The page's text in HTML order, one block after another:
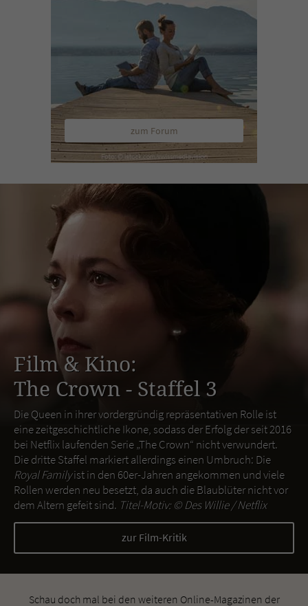
zum Forum
Film & Kino:
The Crown - Staffel 3
Die Queen in ihrer vordergründig repräsentativen Rolle ist
eine zeitgeschichtliche Ikone, sodass der Erfolg der seit 2016
bei Netflix laufenden Serie „The Crown“ nicht verwundert.
Die dritte Staffel markiert allerdings einen Umbruch: Die
Royal Familyist in den 60er-Jahren angekommen und viele
Rollen werden neu besetzt, da auch die Blaublüter nicht vor
dem Altern gefeit sind. Titel-Motiv: ©Des Willie / Netflix
zur Film-Kritik
Schau doch mal bei den weiteren Online-Magazinen der